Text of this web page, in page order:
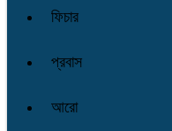
ফিচার
প্রবাস
আরো